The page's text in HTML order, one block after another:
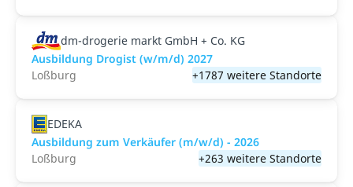
dm-drogerie markt GmbH + Co. KG
Ausbildung Drogist (w/m/d) 2027
Loßburg
+1787 weitere Standorte
EDEKA
Ausbildung zum Verkäufer (m/w/d) - 2026
Loßburg
+263 weitere Standorte